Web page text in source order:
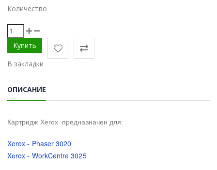
Количество
В закладки
ОПИСАНИЕ
Картридж Xerox предназначен для:
Xerox - Phaser 3020
Xerox - WorkCentre 3025